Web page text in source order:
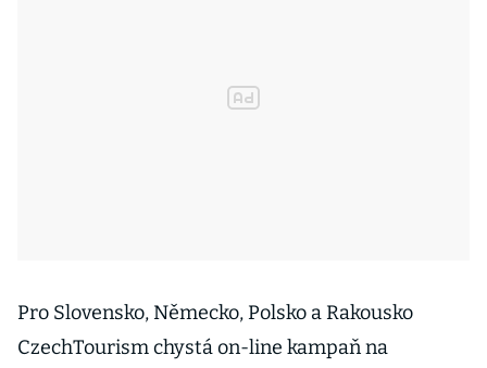
Pro Slovensko, Německo, Polsko a Rakousko
CzechTourism chystá on-line kampaň na